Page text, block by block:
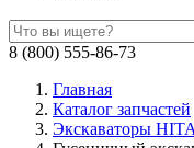
8 (800) 555-86-73
Главная
Каталог запчастей
Экскаваторы